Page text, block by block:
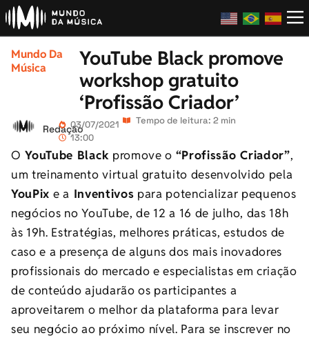
Mundo Da
Música
YouTube Black promove
workshop gratuito
‘Profissão Criador’
Redação03/07/2021
13:00
Tempo de leitura: 2 min
O YouTube Black promove o “Profissão Criador”,
um treinamento virtual gratuito desenvolvido pela
YouPix e a Inventivos para potencializar pequenos
negócios no YouTube, de 12 a 16 de julho, das 18h
às 19h. Estratégias, melhores práticas, estudos de
caso e a presença de alguns dos mais inovadores
profissionais do mercado e especialistas em criação
de conteúdo ajudarão os participantes a
aproveitarem o melhor da plataforma para levar
seu negócio ao próximo nível. Para se inscrever no